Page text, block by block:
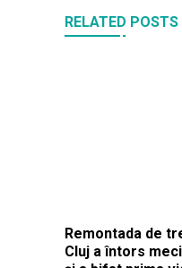
RELATED POSTS
Remontada de
Cluj a întors